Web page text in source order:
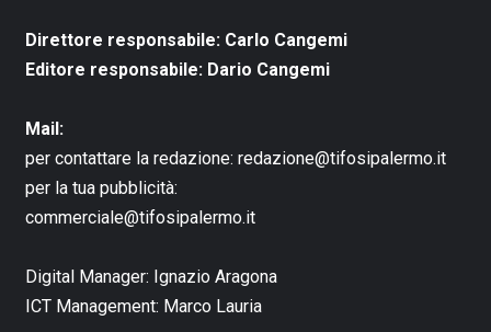
Direttore responsabile: Carlo Cangemi
Editore responsabile: Dario Cangemi
Mail:
per contattare la redazione: redazione@tifosipalermo.it
per la tua pubblicità:
commerciale@tifosipalermo.it
Digital Manager: Ignazio Aragona
ICT Management: Marco Lauria